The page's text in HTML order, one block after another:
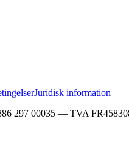
Juridisk information
297 00035 — TVA